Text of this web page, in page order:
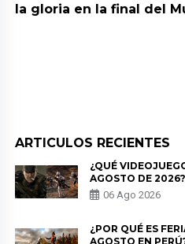
la gloria en la final del
ARTICULOS RECIENTES
¿QUÉ
AGOSTO DE
LOS ESTRENOS
06 Ago 2026
¿POR QUÉ ES
AGOSTO EN